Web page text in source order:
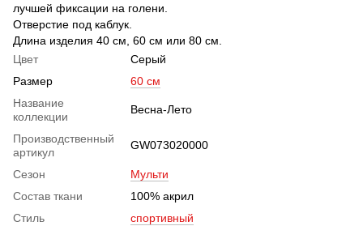
лучшей фиксации на голени.
Отверстие под каблук.
Длина изделия 40 см, 60 см или 80 см.
Цвет
Серый
Размер
60 см
Название
коллекции
Весна-Лето
Производственный
артикул
GW073020000
Сезон
Мульти
Состав ткани
100% акрил
Стиль
спортивный